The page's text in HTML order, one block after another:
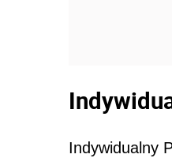
Indywidualny